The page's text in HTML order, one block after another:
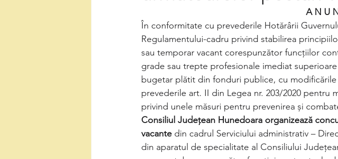
A N U
În conformitate cu prevederile Hotărârii
Regulamentului-cadru privind stabilirea
sau temporar vacant corespunzător funcţiilor
grade sau trepte profesionale imediat
bugetar plătit din fonduri publice, cu
prevederile art. II din Legea nr. 203/2020 pentru
privind unele măsuri pentru prevenirea şi
Consiliul Judeţean Hunedoara organizează
vacante din cadrul Serviciului administrativ –
din aparatul de specialitate al Consiliului